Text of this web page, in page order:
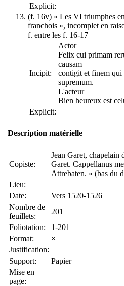
Explicit:
(f. 16v) « Les VI triumphes
franchois », incomplet en
f. entre les f. 16-17
Incipit:
Actor
Felix cui primam
causam
contigit et finem qui
supremum.
L'acteur
Bien heureux est
Explicit:
Description matérielle
Copiste:
Jean Garet, chapelain
Garet. Cappellanus
Attrebaten. » (bas du
Lieu:
Date:
Vers 1520-1526
Nombre de
feuillets:
201
Foliotation:
1-201
Format:
×
Justification:
Support:
Papier
Mise en
page: